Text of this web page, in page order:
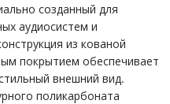
созданный для
аудиосистем и
из кованой
покрытием обеспечивает
внешний вид.
поликарбоната